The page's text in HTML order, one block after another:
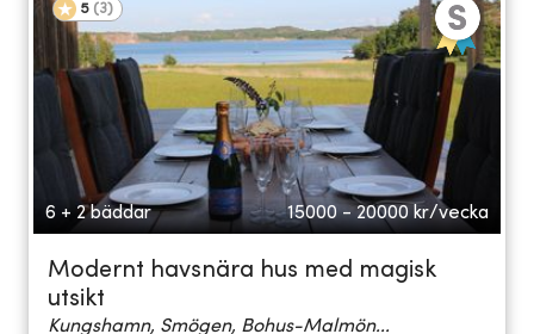
5 (3)
6 + 2 bäddar 15000 - 20000 kr/vecka
Modernt havsnära hus med magisk
utsikt
Kungshamn, Smögen, Bohus-Malmön...